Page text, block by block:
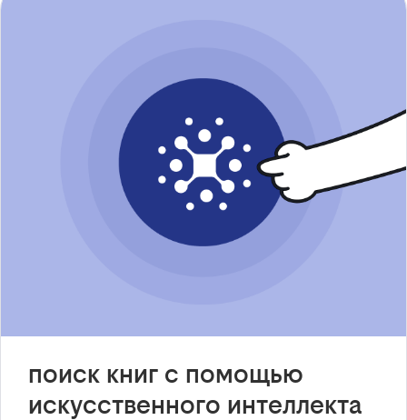
поиск книг с помощью
искусственного интеллекта